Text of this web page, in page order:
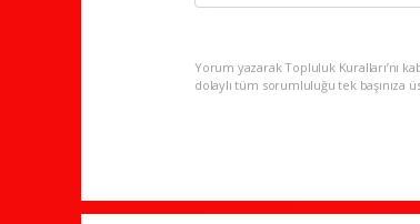
Yorum yazarak Topluluk Kuralları’nı
dolaylı tüm sorumluluğu tek